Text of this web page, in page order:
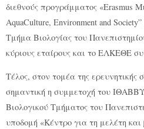
διεθνούς προγράμματος «Erasmus
AquaCulture, Environment and
Τμήμα Βιολογίας του
κύριους εταίρους και το ΕΛΚΕΘΕ
Τέλος, στον τομέα της ερευνητικής
σημαντική η συμμετοχή του
Βιολογικού Τμήματος του
υποδομή «Κέντρο για τη μελέτη